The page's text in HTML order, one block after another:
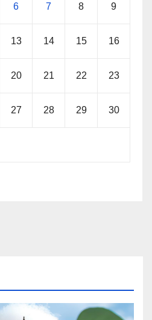
6 7 8 9
13 14 15 16
20 21 22 23
27 28 29 30